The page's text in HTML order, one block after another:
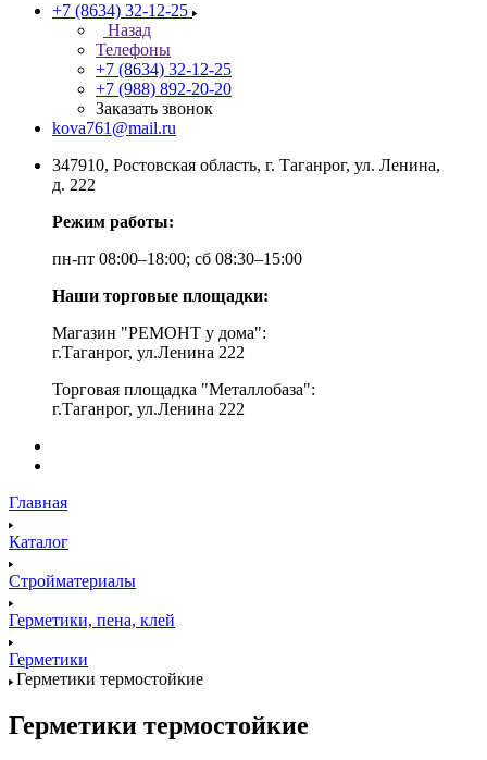
+7 (8634) 32-12-25
Назад
Телефоны
+7 (8634) 32-12-25
+7 (988) 892-20-20
Заказать звонок
kova761@mail.ru
347910, Ростовская область, г. Таганрог, ул. Ленина,
д. 222
Режим работы:
пн-пт 08:00–18:00; сб 08:30–15:00
Наши торговые площадки:
Магазин "РЕМОНТ у дома":
г.Таганрог, ул.Ленина 222
Торговая площадка "Металлобаза":
г.Таганрог, ул.Ленина 222
Главная
Каталог
Стройматериалы
Герметики, пена, клей
Герметики
Герметики термостойкие
Герметики термостойкие